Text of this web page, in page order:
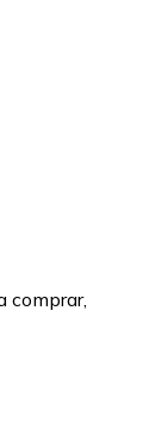
comprar,